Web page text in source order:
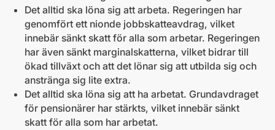
Det alltid ska löna sig att arbeta. Regeringen har
genomfört ett nionde jobbskatteavdrag, vilket
innebär sänkt skatt för alla som arbetar. Regeringen
har även sänkt marginalskatterna, vilket bidrar till
ökad tillväxt och att det lönar sig att utbilda sig och
anstränga sig lite extra.
Det alltid ska löna sig att ha arbetat. Grundavdraget
för pensionärer har stärkts, vilket innebär sänkt
skatt för alla som har arbetat.